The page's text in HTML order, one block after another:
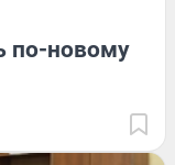
по-новому